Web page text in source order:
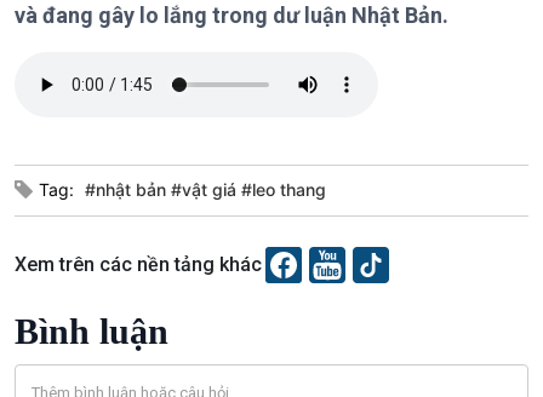
Đảng trong cuộc sống
Pháp luật và đời sống
Biên cương - Một dải vững
Tin Kinh tế
Trước giờ mở cửa
Sức sống hàng Việt
Tuyên chiến với gian lận
thương mại
đảo
Biển đảo Việt Nam
và đang gây lo lắng trong dư luận Nhật Bản.
Tag: #nhật bản #vật giá #leo thang
Xem trên các nền tảng khác
Bình luận